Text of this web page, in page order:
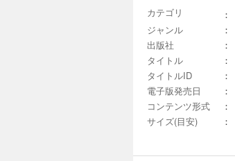
カテゴリ ：
ジャンル
：
出版社
：
タイトル
：
タイトルID
：
電子版発売日
：
コンテンツ形式
：
サイズ(目安)
：